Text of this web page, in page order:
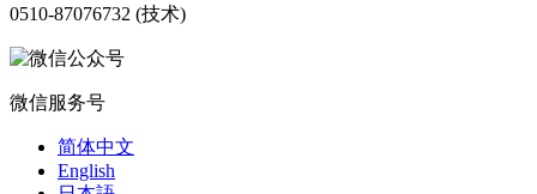
0510-87076732 (技术)
微信服务号
简体中文
English